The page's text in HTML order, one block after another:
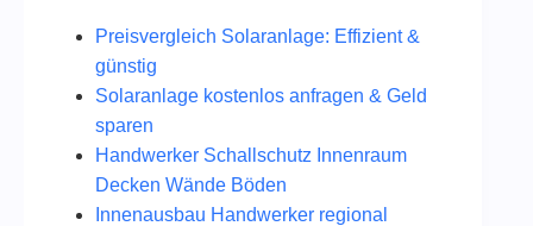
Preisvergleich Solaranlage: Effizient &
günstig
Solaranlage kostenlos anfragen & Geld
sparen
Handwerker Schallschutz Innenraum
Decken Wände Böden
Innenausbau Handwerker regional